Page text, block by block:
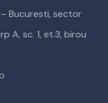
Bucuresti, sector
A, sc. 1, et.3, birou